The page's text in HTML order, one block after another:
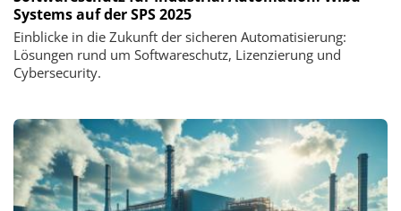
Systems auf der SPS 2025
Einblicke in die Zukunft der sicheren Automatisierung:
Lösungen rund um Softwareschutz, Lizenzierung und
Cybersecurity.